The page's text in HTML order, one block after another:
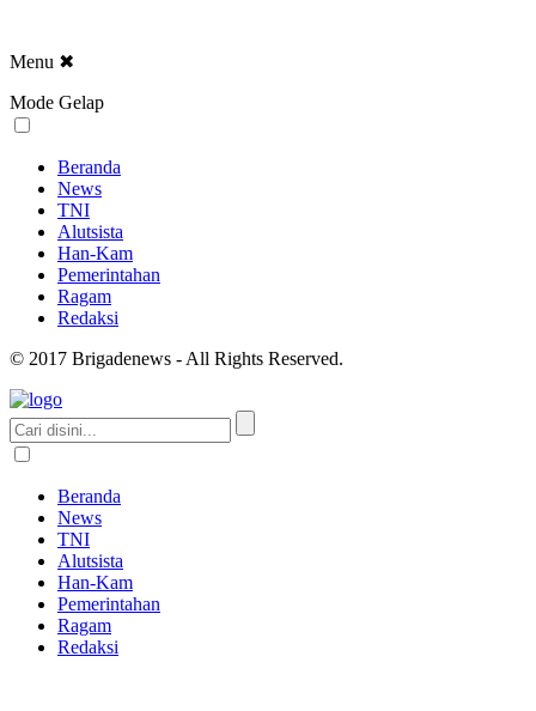
Menu ✖
Mode Gelap
Beranda
News
TNI
Alutsista
Han-Kam
Pemerintahan
Ragam
Redaksi
© 2017 Brigadenews - All Rights Reserved.
Beranda
News
TNI
Alutsista
Han-Kam
Pemerintahan
Ragam
Redaksi